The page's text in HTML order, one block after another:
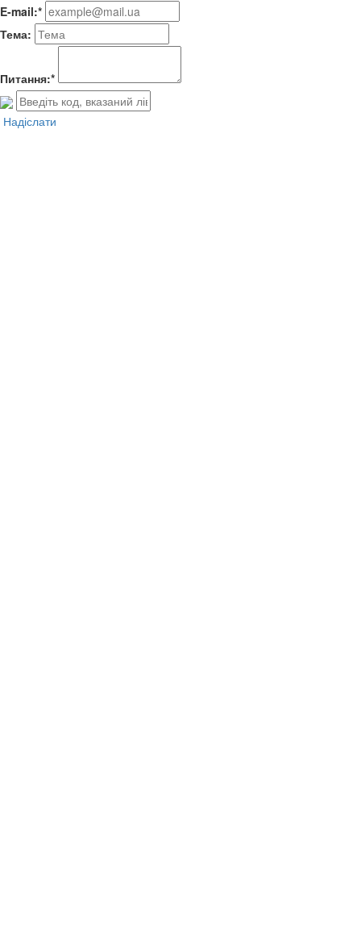
E-mail:*
Тема:
Питання:*
Надіслати